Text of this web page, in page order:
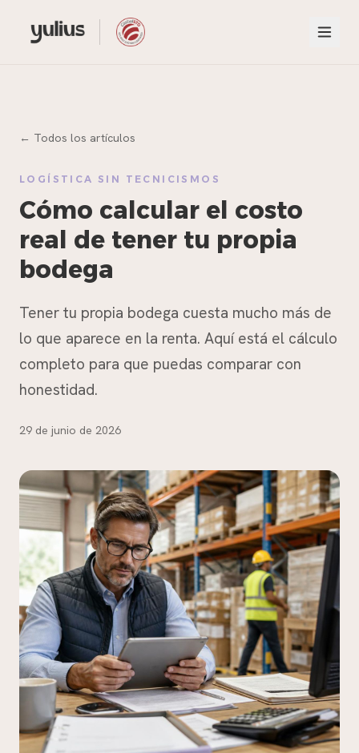
← Todos los artículos
LOGÍSTICA SIN TECNICISMOS
Cómo calcular el costo
real de tener tu propia
bodega
Tener tu propia bodega cuesta mucho más de
lo que aparece en la renta. Aquí está el cálculo
completo para que puedas comparar con
honestidad.
29 de junio de 2026